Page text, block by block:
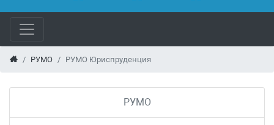
РУМО РУМО Юриспруденция
РУМО